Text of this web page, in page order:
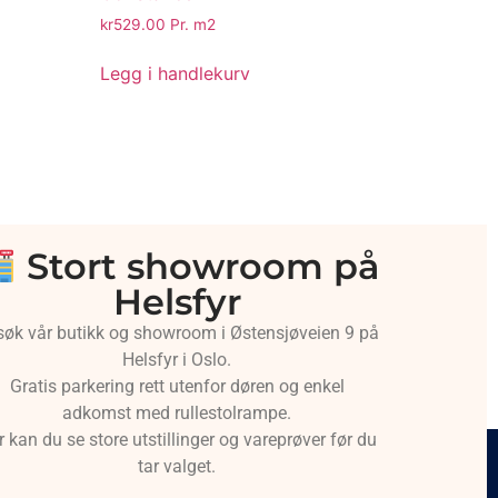
kr529.00 Pr. m2
Legg i handlekurv
Stort showroom på
Helsfyr
vår butikk og showroom i Østensjøveien 9 på
Helsfyr i Oslo.
Gratis parkering rett utenfor døren og enkel
adkomst med rullestolrampe.
kan du se store utstillinger og vareprøver før du
tar valget.